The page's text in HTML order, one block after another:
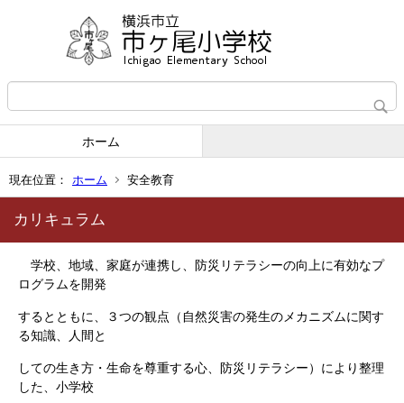
ホーム
現在位置： ホーム 安全教育
カリキュラム
学校、地域、家庭が連携し、防災リテラシーの向上に有効なプ
ログラムを開発
するとともに、３つの観点（自然災害の発生のメカニズムに関す
る知識、人間と
しての生き方・生命を尊重する心、防災リテラシー）により整理
した、小学校